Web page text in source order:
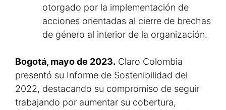
otorgado por la implementación de
acciones orientadas al cierre de brechas
de género al interior de la organización.
Bogotá, mayo de 2023. Claro Colombia
presentó su Informe de Sostenibilidad del
2022, destacando su compromiso de seguir
trabajando por aumentar su cobertura,